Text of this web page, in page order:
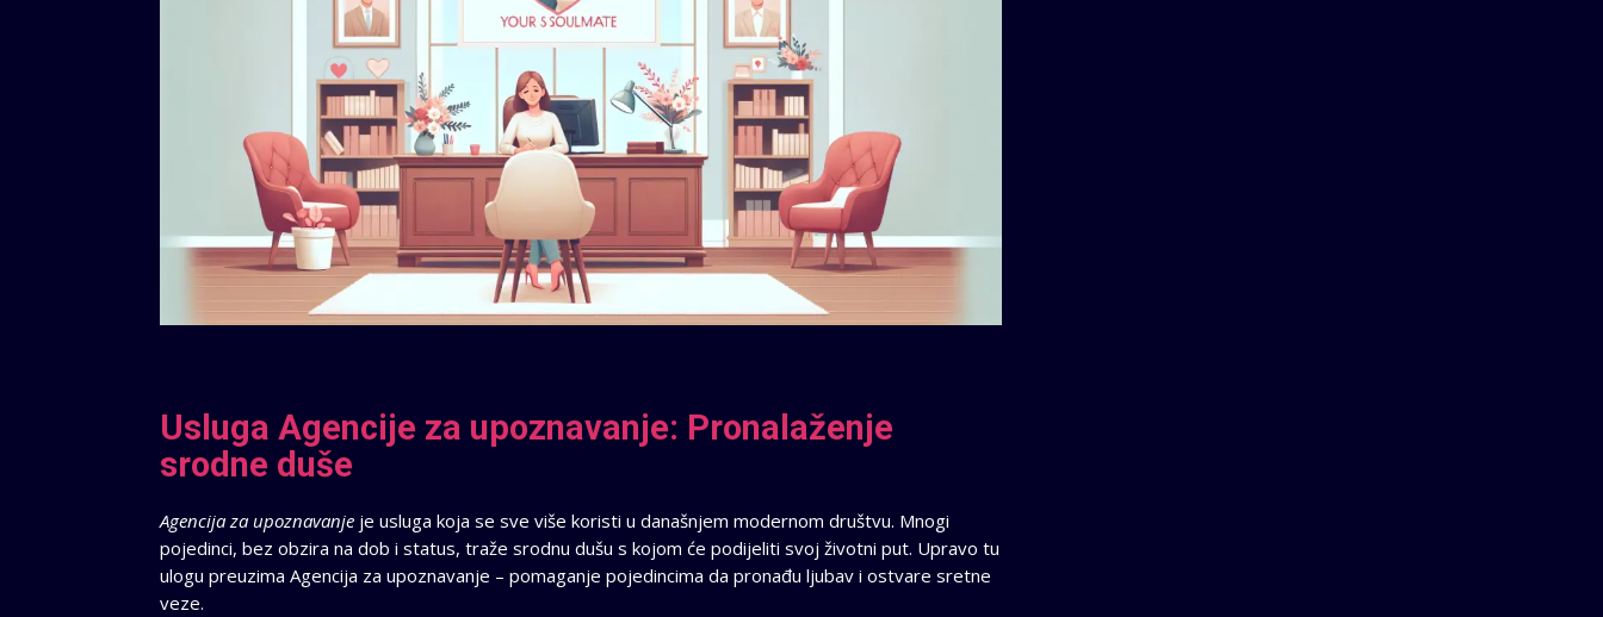
Usluga Agencije za upoznavanje: Pronalaženje
srodne duše
Agencija za upoznavanje je usluga koja se sve više koristi u današnjem modernom društvu. Mnogi
pojedinci, bez obzira na dob i status, traže srodnu dušu s kojom će podijeliti svoj životni put. Upravo tu
ulogu preuzima Agencija za upoznavanje – pomaganje pojedincima da pronađu ljubav i ostvare sretne
veze.